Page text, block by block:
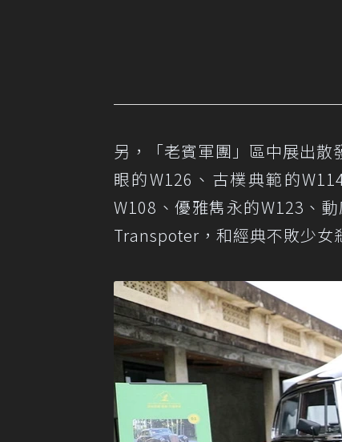
另，「老賓軍團」區中展出散
眼的W126、古樸典範的
W108、優雅雋永的W123、
Transpoter，和經典不敗少女